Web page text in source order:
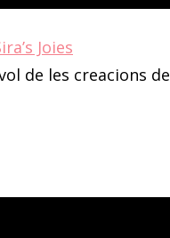
Joies
de les creacions de